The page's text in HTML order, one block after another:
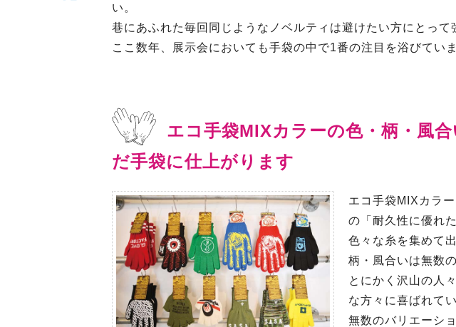
い。
巷にあふれた毎回同じようなノベルティは避けたい方にとって
ここ数年、展示会においても手袋の中で1番の注目を浴びていま
エコ手袋MIXカラーの色・柄・風
だ手袋に仕上がります
エコ手袋MIXカラ
の「耐久性に優れ
色々な糸を集めて
柄・風合いは無数
とにかく沢山の人
な方々に喜ばれて
無数のバリエーシ